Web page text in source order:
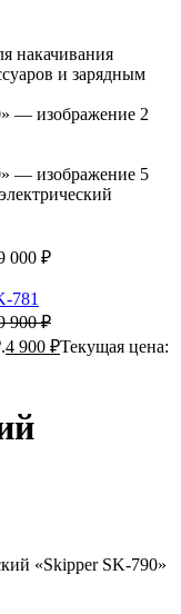
000 ₽
900₽
4 900 ₽Текущая цена:
«Skipper SK-790»